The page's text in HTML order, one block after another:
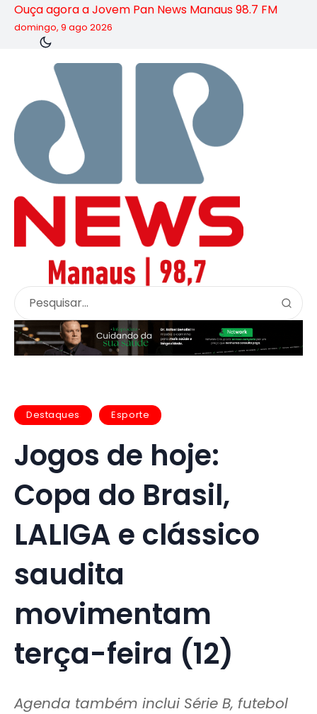
Ouça agora a Jovem Pan News Manaus 98.7 FM
domingo, 9 ago 2026
Destaques Esporte
Jogos de hoje:
Copa do Brasil,
LALIGA e clássico
saudita
movimentam
terça-feira (12)
Agenda também inclui Série B, futebol